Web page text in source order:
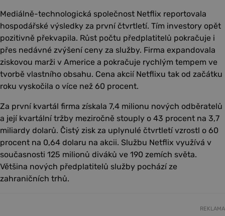
Mediálně-technologická společnost Netflix reportovala
hospodářské výsledky za první čtvrtletí. Tím investory opět
pozitivně překvapila. Růst počtu předplatitelů pokračuje i
přes nedávné zvýšení ceny za služby. Firma expandovala
ziskovou marži v Americe a pokračuje rychlým tempem ve
tvorbě vlastního obsahu. Cena akcií Netflixu tak od začátku
roku vyskočila o více než 60 procent.
Za první kvartál firma získala 7,4 milionu nových odběratelů
a její kvartální tržby meziročně stouply o 43 procent na 3,7
miliardy dolarů. Čistý zisk za uplynulé čtvrtletí vzrostl o 60
procent na 0,64 dolaru na akcii. Službu Netflix využívá v
současnosti 125 milionů diváků ve 190 zemích světa.
Většina nových předplatitelů služby pochází ze
zahraničních trhů.
REKLAMA